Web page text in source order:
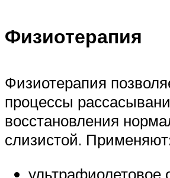
Физиотерапия
Физиотерапия
процессы
восстановления
слизистой.
ультрафиолетовое